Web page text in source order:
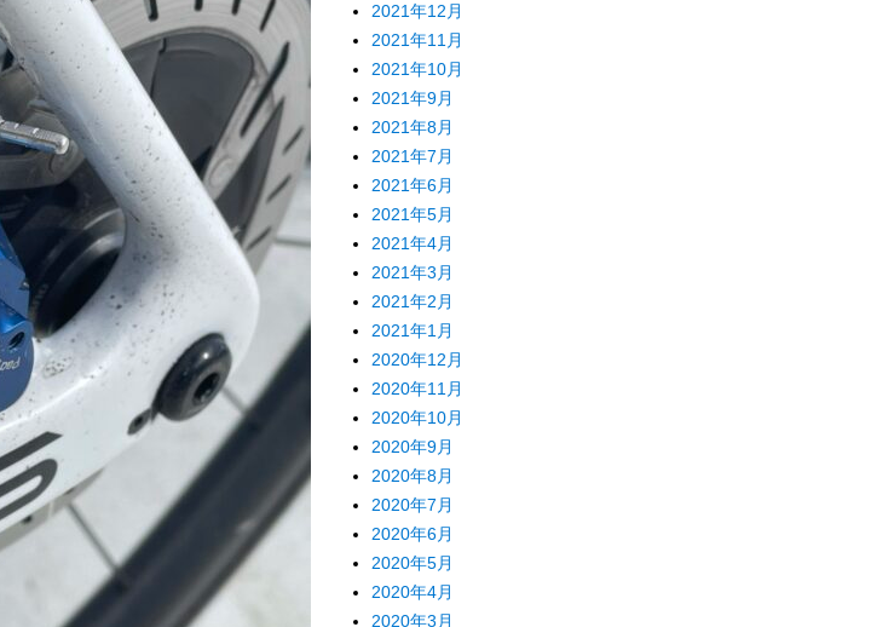
2021年12月
2021年11月
2021年10月
2021年9月
2021年8月
2021年7月
2021年6月
2021年5月
2021年4月
2021年3月
2021年2月
2021年1月
2020年12月
2020年11月
2020年10月
2020年9月
2020年8月
2020年7月
2020年6月
2020年5月
2020年4月
2020年3月